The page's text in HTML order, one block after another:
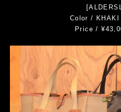
Color / KHAKI
Price /